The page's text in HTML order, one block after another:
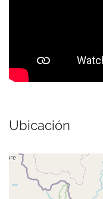
Ubicación